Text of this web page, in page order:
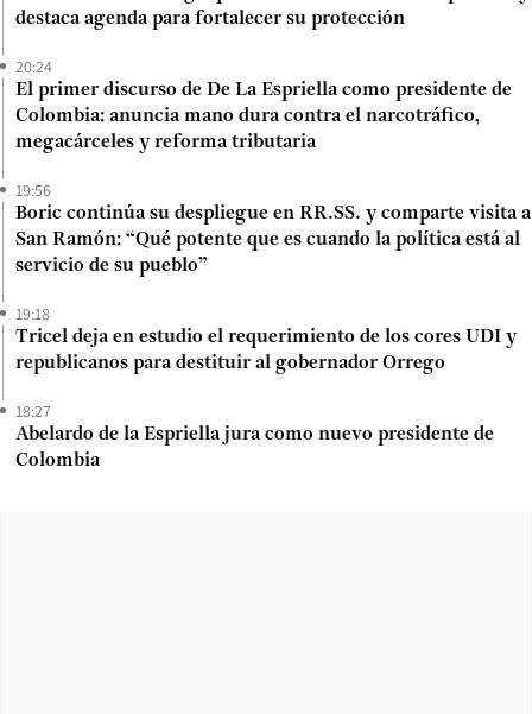
destaca agenda para fortalecer su protección
20:24
El primer discurso de De La Espriella como presidente de
Colombia: anuncia mano dura contra el narcotráfico,
megacárceles y reforma tributaria
19:56
Boric continúa su despliegue en RR.SS. y comparte visita a
San Ramón: “Qué potente que es cuando la política está al
servicio de su pueblo”
19:18
Tricel deja en estudio el requerimiento de los cores UDI y
republicanos para destituir al gobernador Orrego
18:27
Abelardo de la Espriella jura como nuevo presidente de
Colombia